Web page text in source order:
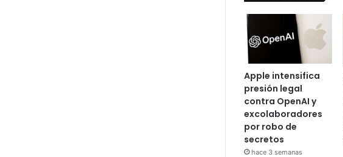
Apple intensifica
presión legal
contra OpenAI y
excolaboradores
por robo de
secretos
hace 3 semanas